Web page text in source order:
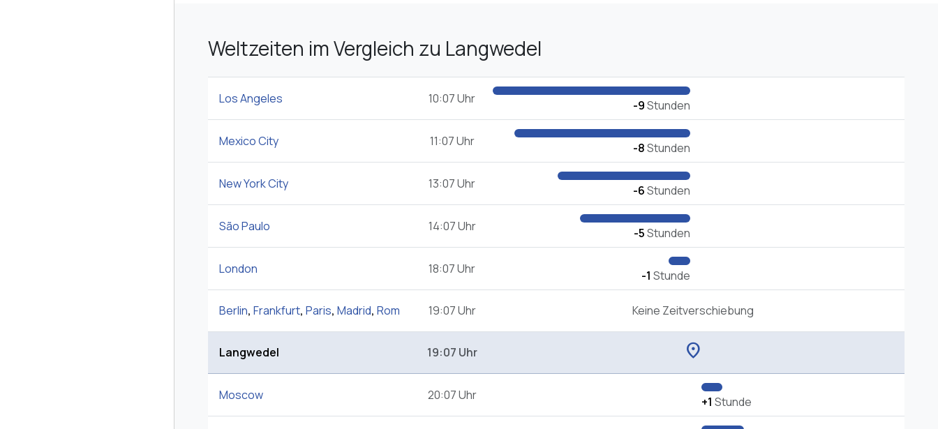
Weltzeiten im Vergleich zu Langwedel
Los Angeles 10:07 Uhr -9Stunden
Mexico City 11:07 Uhr -8Stunden
New York City 13:07 Uhr -6Stunden
São Paulo 14:07 Uhr -5Stunden
London 18:07 Uhr -1 Stunde
Berlin, Frankfurt, Paris, Madrid, Rom 19:07 Uhr Keine Zeitverschiebung
Langwedel 19:07 Uhr location_on
Moscow 20:07 Uhr +1 Stunde